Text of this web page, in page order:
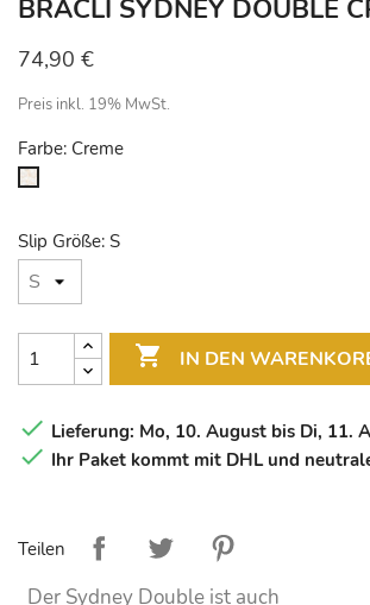
BRACLI SYDNEY DOUBLE
74,90 €
Preis inkl. 19% MwSt.
Farbe: Creme
Slip Größe: S
 IN DEN
 Lieferung: Mo, 10. August bis Di, 11.
 Ihr Paket kommt mit DHL und
Teilen
Der Sydney Double ist auch